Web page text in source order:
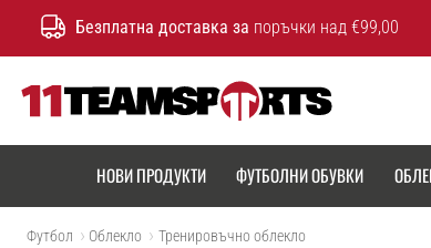
Безплатна доставка за поръчки над €99,00
НОВИ ПРОДУКТИ ФУТБОЛНИ ОБУВКИ
Футбол Облекло Тренировъчно облекло